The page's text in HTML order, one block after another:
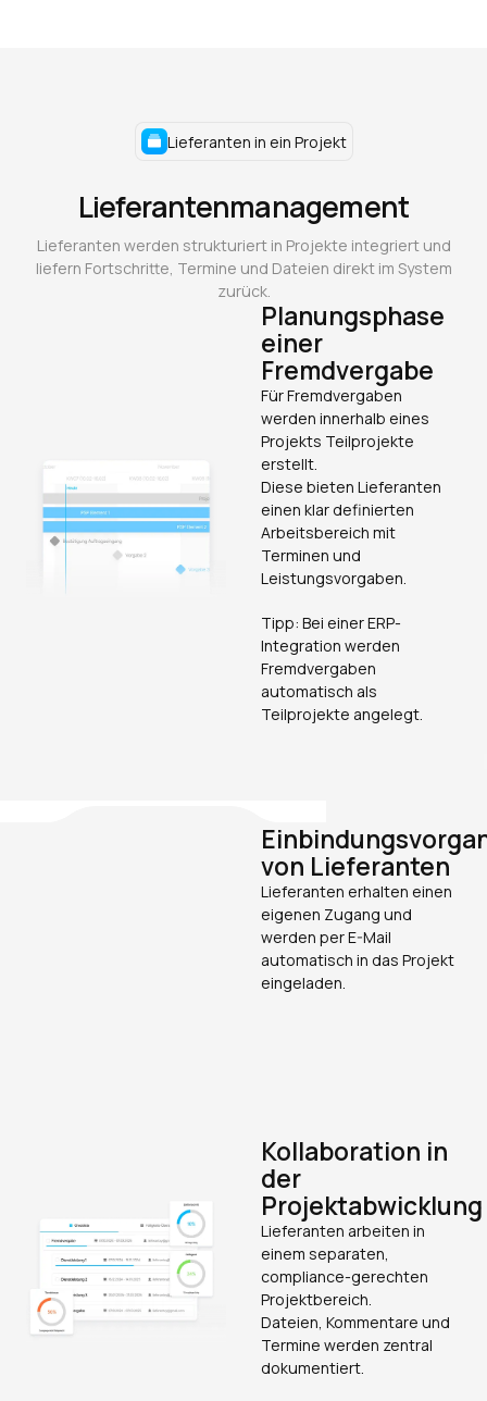
Lieferanten in ein Projekt
Lieferantenmanagement
Lieferanten werden strukturiert in Projekte integriert und
liefern Fortschritte, Termine und Dateien direkt im System
zurück.
Planungsphase
einer
Fremdvergabe
Für Fremdvergaben
werden innerhalb eines
Projekts Teilprojekte
erstellt.
Diese bieten Lieferanten
einen klar definierten
Arbeitsbereich mit
Terminen und
Leistungsvorgaben.
Tipp: Bei einer ERP-
Integration werden
Fremdvergaben
automatisch als
Teilprojekte angelegt.
von Lieferanten
Lieferanten erhalten einen
eigenen Zugang und
werden per E-Mail
automatisch in das Projekt
eingeladen.
Kollaboration in
der
Projektabwicklung
Lieferanten arbeiten in
einem separaten,
compliance-gerechten
Projektbereich.
Dateien, Kommentare und
Termine werden zentral
dokumentiert.